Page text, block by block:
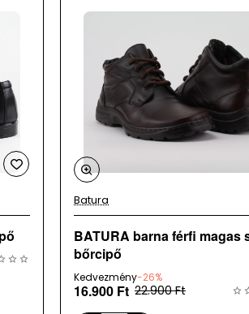
a szokásosnál egy mérettel kisebbet
így ritkán, de előfordulhat, hogy a
Batura
BATURA barna férfi magas szárú
bőrcipő
Kedvezmény-26%
16.900 Ft 22.900 Ft